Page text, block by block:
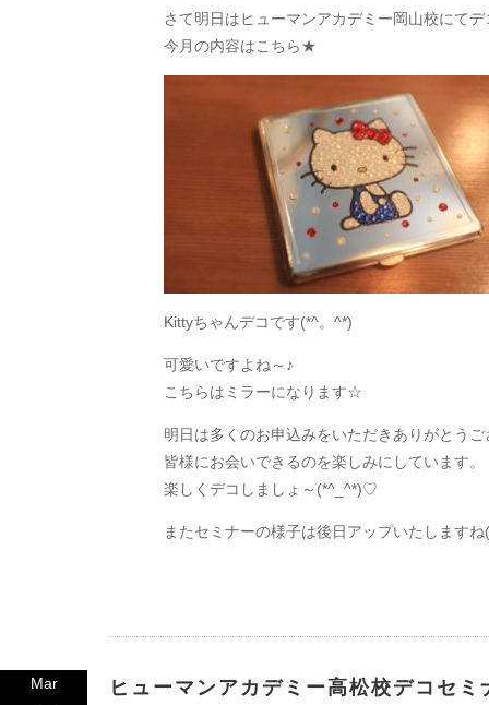
さて明日はヒューマンアカデミー岡山校にて
今月の内容はこちら★
Kittyちゃんデコです(*^。^*)
可愛いですよね～♪
こちらはミラーになります☆
明日は多くのお申込みをいただきありがとう
皆様にお会いできるのを楽しみにしています。
楽しくデコしましょ～(*^_^*)♡
またセミナーの様子は後日アップいたします
Mar ヒューマンアカデミー高松校デコセミ